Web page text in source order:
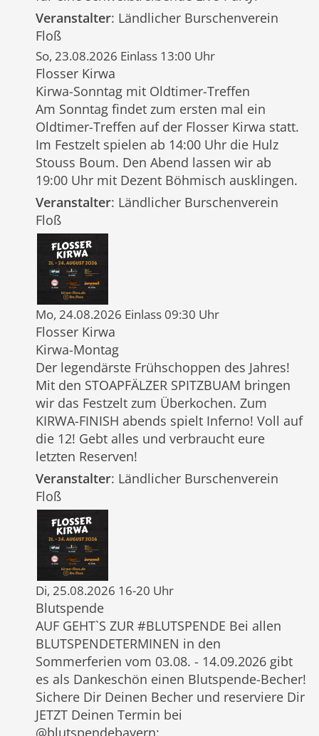
Veranstalter: Ländlicher Burschenverein
Floß
So, 23.08.2026 Einlass 13:00 Uhr
Flosser Kirwa
Kirwa-Sonntag mit Oldtimer-Treffen
Am Sonntag findet zum ersten mal ein
Oldtimer-Treffen auf der Flosser Kirwa statt.
Im Festzelt spielen ab 14:00 Uhr die Hulz
Stouss Boum. Den Abend lassen wir ab
19:00 Uhr mit Dezent Böhmisch ausklingen.
Veranstalter: Ländlicher Burschenverein
Floß
Mo, 24.08.2026 Einlass 09:30 Uhr
Flosser Kirwa
Kirwa-Montag
Der legendärste Frühschoppen des Jahres!
Mit den STOAPFÄLZER SPITZBUAM bringen
wir das Festzelt zum Überkochen. Zum
KIRWA-FINISH abends spielt Inferno! Voll auf
die 12! Gebt alles und verbraucht eure
letzten Reserven!
Veranstalter: Ländlicher Burschenverein
Floß
Di, 25.08.2026 16-20 Uhr
Blutspende
AUF GEHT`S ZUR #BLUTSPENDE Bei allen
BLUTSPENDETERMINEN in den
Sommerferien vom 03.08. - 14.09.2026 gibt
es als Dankeschön einen Blutspende-Becher!
Sichere Dir Deinen Becher und reserviere Dir
JETZT Deinen Termin bei
@blutspendebayern: